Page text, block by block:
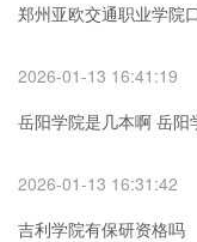
郑州亚欧交通职业学院
2026-01-13 16:41:19
岳阳学院是几本啊 岳阳
2026-01-13 16:31:42
吉利学院有保研资格吗